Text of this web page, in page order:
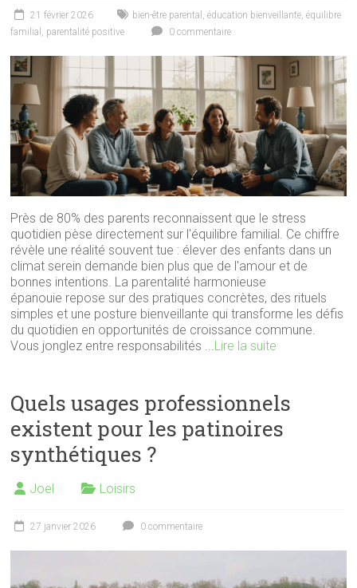
21 février 2026 bien-être parental ,éducation bienveillante,équilibre
familial , parentalité positive 0 commentaire
Près de 80% des parents reconnaissent que le stress
quotidien pèse directement sur l'équilibre familial. Ce chiffre
révèle une réalité souvent tue : élever des enfants dans un
climat serein demande bien plus que de l'amour et de
bonnes intentions. La parentalité harmonieuse
épanouie repose sur des pratiques concrètes, des rituels
simples et une posture bienveillante qui transforme les défis
du quotidien en opportunités de croissance commune.
Vous jonglez entre responsabilités ... Lire la suite
Quels usages professionnels
existent pour les patinoires
synthétiques ?
Joel Loisirs
27 janvier 2026 0 commentaire